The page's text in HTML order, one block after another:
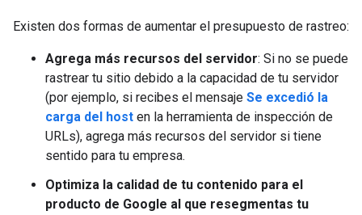
Existen dos formas de aumentar el presupuesto de rastreo:
Agrega más recursos del servidor: Si no se puede
rastrear tu sitio debido a la capacidad de tu servidor
(por ejemplo, si recibes el mensaje Se excedió la
carga del host en la herramienta de inspección de
URLs), agrega más recursos del servidor si tiene
sentido para tu empresa.
Optimiza la calidad de tu contenido para el
producto de Google al que resegmentas tu